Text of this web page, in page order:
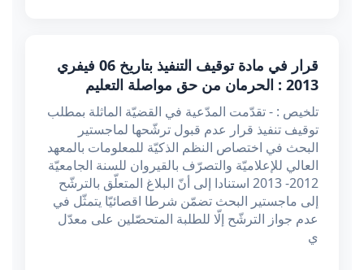
قرار في مادة توقيف التنفيذ بتاريخ 06 فيفري
2013 : الحرمان من حق مواصلة التعليم
تلخيص : - تقدّمت المدّعية في القضيّة الماثلة بمطلب
توقيف تنفيذ قرار عدم قبول ترشّحها لماجستير
البحث في اختصاص النظم الذكيّة للمعلومات بالمعهد
العالي للإعلاميّة والتصرّف بالقيروان للسنة الجامعيّة
2012- 2013 استنادا إلى أنّ البلاغ المتعلّق بالترشّح
إلى ماجستير البحث تضمّن شرطا اقصائيّا يتمثّل في
عدم جواز الترشّح إلّا للطلبة المتحصّلين على معدّل
ي